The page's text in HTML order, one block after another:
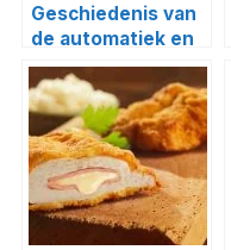
Geschiedenis van
de automatiek en
snacks